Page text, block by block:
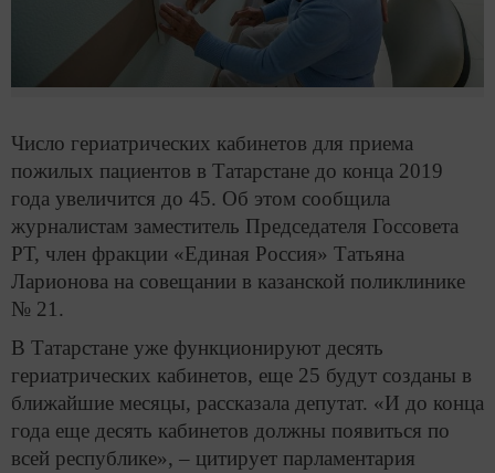
Число гериатрических кабинетов для приема
пожилых пациентов в Татарстане до конца 2019
года увеличится до 45. Об этом сообщила
журналистам заместитель Председателя Госсовета
РТ, член фракции «Единая Россия» Татьяна
Ларионова на совещании в казанской поликлинике
№ 21.
В Татарстане уже функционируют десять
гериатрических кабинетов, еще 25 будут созданы в
ближайшие месяцы, рассказала депутат. «И до конца
года еще десять кабинетов должны появиться по
всей республике», – цитирует парламентария